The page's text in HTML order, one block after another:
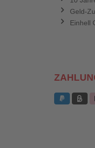
Geld-
Einhell